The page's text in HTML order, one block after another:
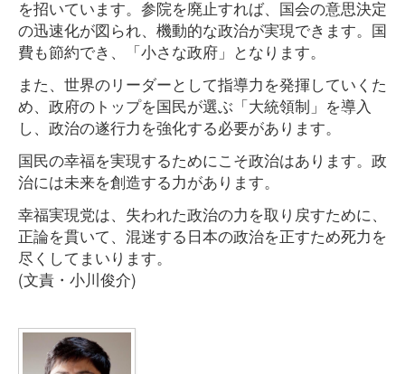
を招いています。参院を廃止すれば、国会の意思決定
の迅速化が図られ、機動的な政治が実現できます。国
費も節約でき、「小さな政府」となります。
また、世界のリーダーとして指導力を発揮していくた
め、政府のトップを国民が選ぶ「大統領制」を導入
し、政治の遂行力を強化する必要があります。
国民の幸福を実現するためにこそ政治はあります。政
治には未来を創造する力があります。
幸福実現党は、失われた政治の力を取り戻すために、
正論を貫いて、混迷する日本の政治を正すため死力を
尽くしてまいります。
(文責・小川俊介)